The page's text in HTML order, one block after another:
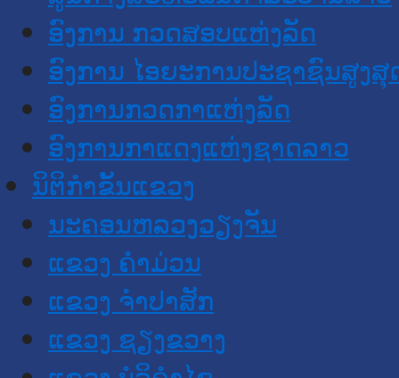
ອົງການ ກວດສອບແຫ່ງລັດ
ອົງການ ໄອຍະການປະຊາຊົນສູງສຸ
ອົງການກວດກາແຫ່ງລັດ
ອົງການກາແດງແຫ່ງຊາດລາວ
ນິຕິກໍາຂັ້ນແຂວງ
ນະ​ຄອນ​ຫລວງວຽງຈັນ
ແຂວງ ຄໍາມ່ວນ
ແຂວງ ຈໍາປາສັກ
ແຂວງ ຊຽງຂວາງ